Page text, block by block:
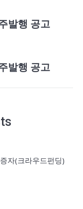
발행 공고
발행 공고
자(크라우드펀딩)